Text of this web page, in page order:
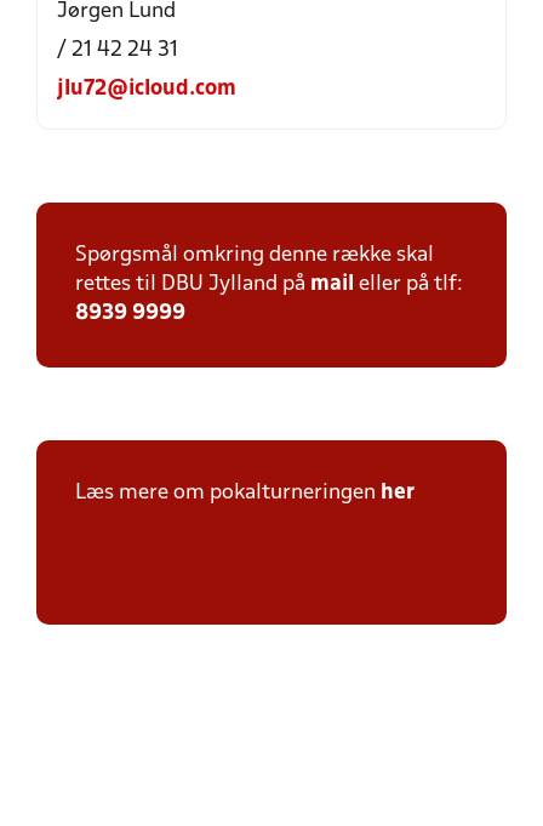
Jørgen Lund
/ 21 42 24 31
jlu72@icloud.com
Spørgsmål omkring denne række skal
rettes til DBU Jylland på mail eller på tlf:
8939 9999
Læs mere om pokalturneringen her